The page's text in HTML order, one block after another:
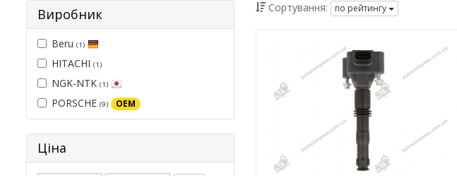
Виробник
Beru (1)
HITACHI (1)
NGK-NTK (1)
PORSCHE (9) OEM
Ціна
Сортування: по рейтингу